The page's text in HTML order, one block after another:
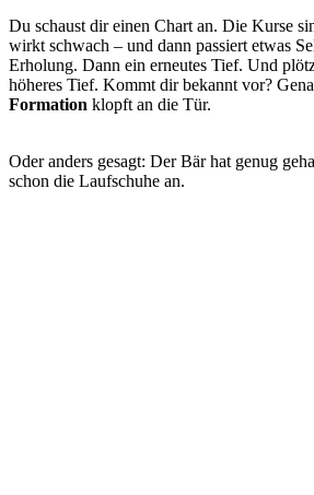
Du schaust dir einen Chart an. Die Kurse
wirkt schwach – und dann passiert etwas
Erholung. Dann ein erneutes Tief. Und
höheres Tief. Kommt dir bekannt vor?
Formation klopft an die Tür.
Oder anders gesagt: Der Bär hat genug
schon die Laufschuhe an.